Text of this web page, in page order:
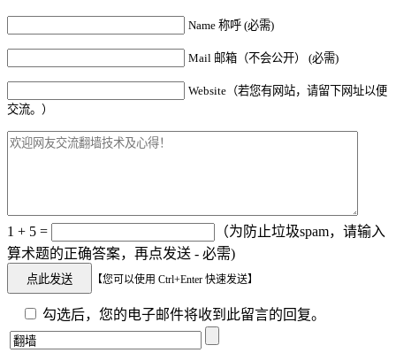
Name 称呼 (必需)
Mail 邮箱（不会公开） (必需)
Website（若您有网站，请留下网址以便
交流。）
1 + 5 =
（为防止垃圾spam，请输入
算术题的正确答案，再点发送 - 必需)
【您可以使用 Ctrl+Enter 快速发送】
勾选后，您的电子邮件将收到此留言的回复。